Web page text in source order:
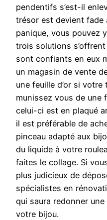
pendentifs s’est-il
trésor est devient fade
panique, vous pouvez
trois solutions
sont confiants en eux
un magasin de vente
une feuille d’or si
munissez vous de une
celui-ci est en plaqué
il est préférable de
pinceau adapté aux
du liquide à votre
faites le collage. Si
plus judicieux de
spécialistes en
qui saura redonner une
votre bijou.